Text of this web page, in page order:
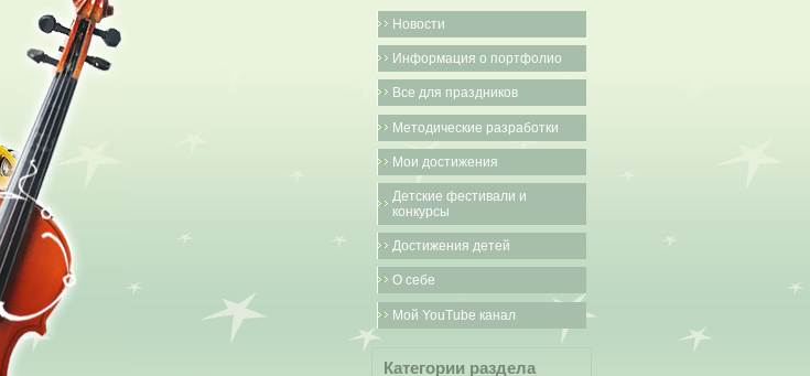
Новости
Информация о портфолио
Все для праздников
Методические разработки
Мои достижения
Детские фестивали и
конкурсы
Достижения детей
О себе
Мой YouTube канал
Категории раздела